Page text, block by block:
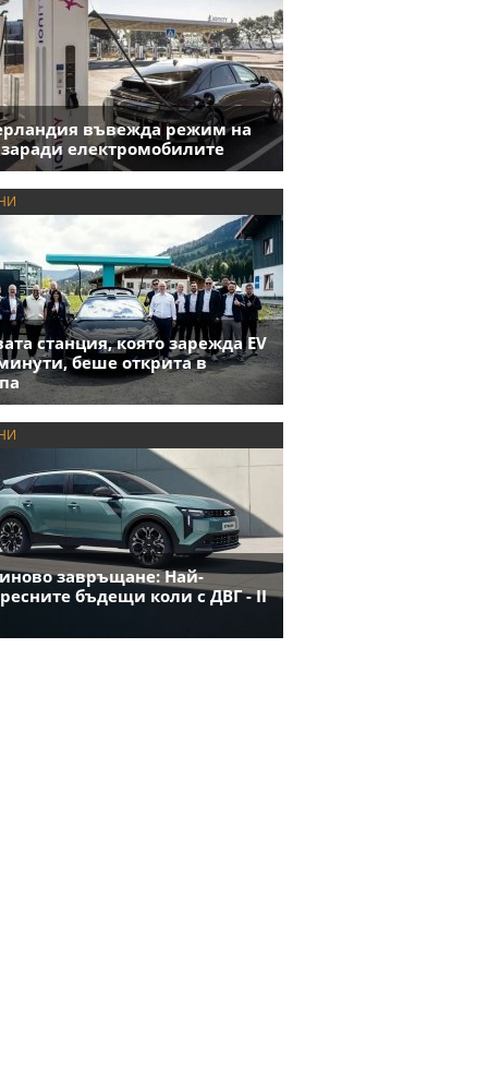
въвежда режим на
заради електромобилите
станция, която зарежда EV
беше открита в
завръщане: Най-
бъдещи коли с ДВГ - II